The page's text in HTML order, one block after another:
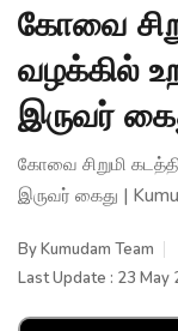
கோவை
வழக்கில்
இருவர்
கோவை சிறுமி
இருவர் கைது |
ByKumudam Team
Last Update : 23 May